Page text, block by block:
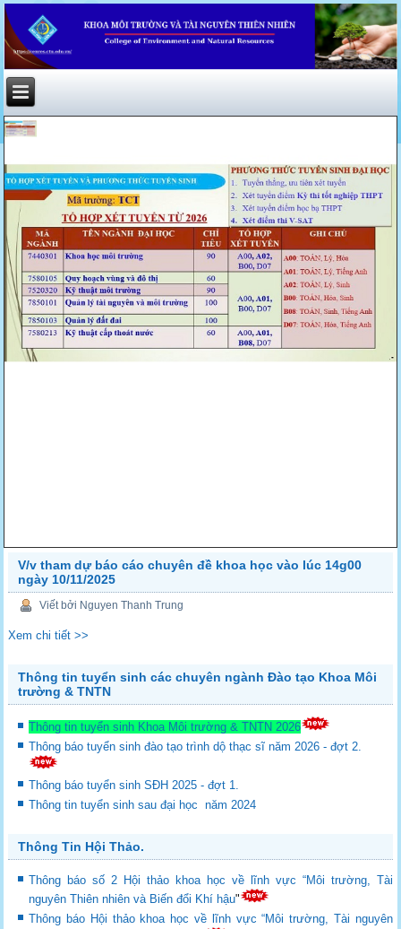
V/v tham dự báo cáo chuyên đề khoa học vào lúc 14g00
ngày 10/11/2025
Viết bởi Nguyen Thanh Trung
Xem chi tiết >>
Thông tin tuyển sinh các chuyên ngành Đào tạo Khoa Môi
trường & TNTN
Thông tin tuyển sinh Khoa Môi trường & TNTN 2026
Thông báo tuyển sinh đào tạo trình dộ thạc sĩ năm 2026 - đợt 2.
Thông báo tuyển sinh SĐH 2025 - đợt 1.
Thông tin tuyển sinh sau đại học năm 2024
Thông Tin Hội Thảo.
Thông báo số 2 Hội thảo khoa học về lĩnh vực “Môi trường, Tài
nguyên Thiên nhiên và Biến đổi Khí hậu"
Thông báo Hội thảo khoa học về lĩnh vực “Môi trường, Tài nguyên